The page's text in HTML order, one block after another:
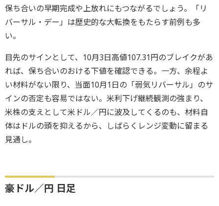
保ち合いの早期完成や上放れにもつながるでしょう。「リ
バーサル・デー」は歴史的な大転換をもたらす前例も多
い。
目先のサインとして、10月3日高値107.31円のブレイクがあ
れば、保ち合いのおける下値を確認できる。一方、余程よ
い材料がない限り、当面10月1日の「弱気リバーサル」のサ
インの否定も容易ではない。米利下げ継続観測の強まり、
米株の支えとして米ドル／円に波及してくるのも、材料自
体はドルの頭を抑えるから、しばらくレンジ変動に留まる
見通し。
豪ドル／円 日足